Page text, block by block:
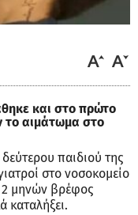
και στο πρώτο
το αιμάτωμα στο
παιδιού της
στο νοσοκομείο
2 μηνών βρέφος
καταλήξει.